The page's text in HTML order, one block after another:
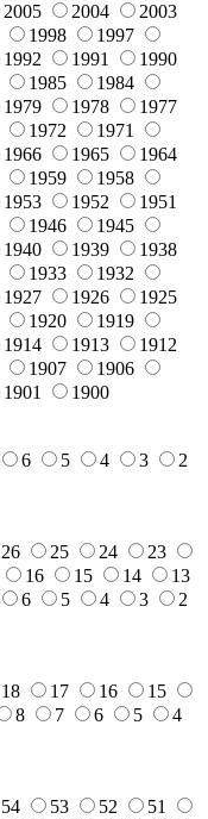
2005 2004
2003
1998
1997
1992 1991
1990
1985
1984
1979 1978
1977
1972
1971
1966 1965
1964
1959
1958
1953 1952
1951
1946
1945
1940 1939
1938
1933
1932
1927 1926
1925
1920
1919
1914 1913
1912
1907
1906
1901 1900
6 5 4 3
2
26 25 24
23
16 15 14
13
6 5 4 3
2
18 17 16
15
8 7 6 5
4
54 53 52
51